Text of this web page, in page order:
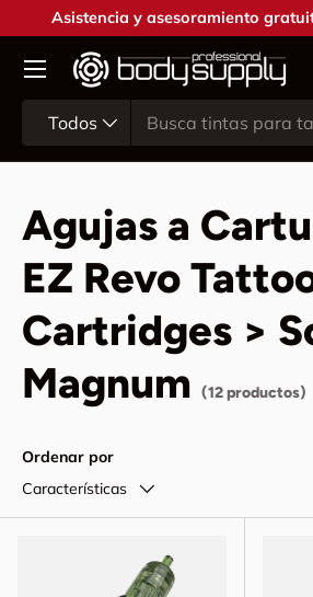
Ir al contenido
Asistencia y asesoramiento
Todos
Agujas a
EZ Revo
Cartridges >
Magnum (12 productos)
Ordenar por
Características